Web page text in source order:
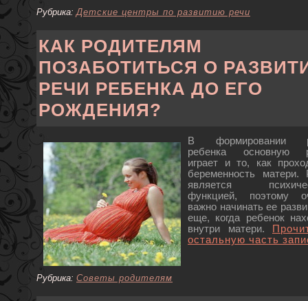
Рубрика: Детские центры по развитию речи
КАК РОДИТЕЛЯМ
ПОЗАБОТИТЬСЯ О
РЕЧИ РЕБЕНКА ДО ЕГО
РОЖДЕНИЯ?
В формировании
ребенка основную
играет и то, как
беременность матери.
является
функцией, поэтому
важно начинать ее
еще, когда ребенок
внутри матери.
остальную часть
Рубрика: Советы родителям